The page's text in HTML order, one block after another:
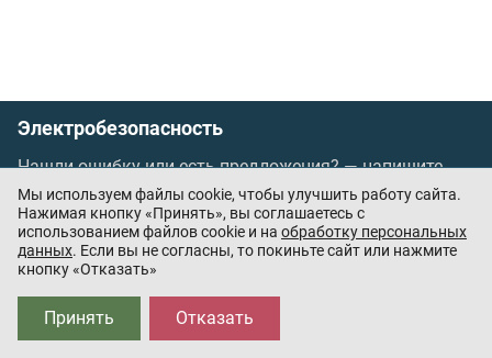
Электробезопасность
Нашли ошибку или есть предложения? —напишите
нам
Порядок проведения оплаты по банковским
картам/Цены/Оферта
Приложения партнёров:
Мы используем файлы cookie, чтобы улучшить работу сайта.
Нажимая кнопку «Принять», вы соглашаетесь с
использованием файлов cookie и на обработку персональных
данных. Если вы не согласны, то покиньте сайт или нажмите
кнопку «Отказать»
Отказать
Принять